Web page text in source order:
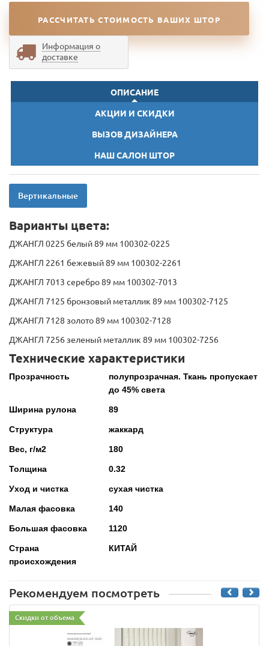
РАССЧИТАТЬ СТОИМОСТЬ ВАШИХ ШТОР
Информация о
доставке
ОПИСАНИЕ
АКЦИИ И СКИДКИ
ВЫЗОВ ДИЗАЙНЕРА
НАШ САЛОН ШТОР
Вертикальные
Варианты цвета:
ДЖАНГЛ 0225 белый 89 мм 100302-0225
ДЖАНГЛ 2261 бежевый 89 мм 100302-2261
ДЖАНГЛ 7013 серебро 89 мм 100302-7013
ДЖАНГЛ 7125 бронзовый металлик 89 мм 100302-7125
ДЖАНГЛ 7128 золото 89 мм 100302-7128
ДЖАНГЛ 7256 зеленый металлик 89 мм 100302-7256
Технические характеристики
Прозрачность
полупрозрачная. Ткань пропускает
до 45% света
Ширина рулона 89
Структура жаккард
Вес, г/м2 180
Толщина 0.32
Уход и чистка сухая чистка
Малая фасовка 140
Большая фасовка 1120
Страна
происхождения
КИТАЙ
Рекомендуем посмотреть
Скидки от объема